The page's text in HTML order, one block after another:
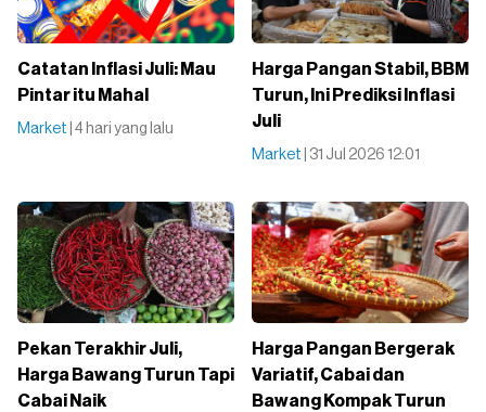
Catatan Inflasi Juli: Mau
Pintar itu Mahal
Market | 4 hari yang lalu
Harga Pangan Stabil, BBM
Turun, Ini Prediksi Inflasi
Juli
Market | 31 Jul 2026 12:01
Pekan Terakhir Juli,
Harga Bawang Turun Tapi
Cabai Naik
Harga Pangan Bergerak
Variatif, Cabai dan
Bawang Kompak Turun